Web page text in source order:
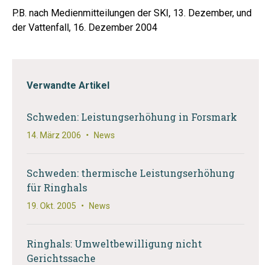
P.B. nach Medienmitteilungen der SKI, 13. Dezember, und
der Vattenfall, 16. Dezember 2004
Verwandte Artikel
Schweden: Leistungserhöhung in Forsmark
14. März 2006 • News
Schweden: thermische Leistungserhöhung
für Ringhals
19. Okt. 2005 • News
Ringhals: Umweltbewilligung nicht
Gerichtssache